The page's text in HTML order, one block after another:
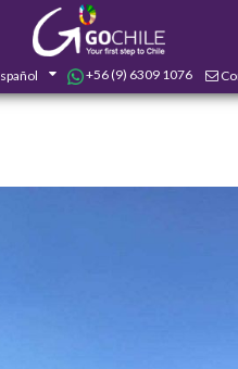
+56 (9) 6309 1076